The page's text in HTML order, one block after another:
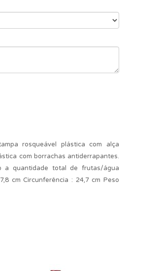
rosqueável plástica com alça
com borrachas antiderrapantes.
a quantidade total de frutas/água
cm Circunferência : 24,7 cm Peso